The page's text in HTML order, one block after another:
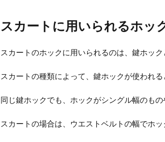
スカートに用いられるホッ
スカートのホックに用いられるのは、鍵ホッ
スカートの種類によって、鍵ホックが使われ
同じ鍵ホックでも、ホックがシングル幅のも
スカートの場合は、ウエストベルトの幅でホッ